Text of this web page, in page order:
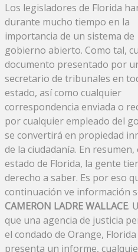
Los legisladores de Florida
durante mucho tiempo en la
importancia de un sistema de
gobierno abierto. Como tal,
documento presentado por
secretario de tribunales en
estado, así como cualquier
correspondencia enviada o
por cualquier empleado del
se convertirá en propiedad
de la ciudadanía. En resumen,
estado de Florida, la gente
derecho a saber. Es por eso
continuación ve información
CAMERON LADRE WALLACE.
que una agencia de justicia
el condado de Orange, Florida
presenta un informe,